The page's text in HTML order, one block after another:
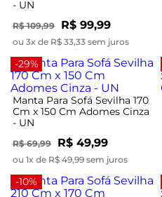
- UN
R$ 109,99 R$ 99,99
ou 3x de R$ 33,33 sem juros
-29%
Manta Para Sofá Sevilha 170
Cm x 150 Cm Adomes Cinza
- UN
R$ 69,99 R$ 49,99
ou 1x de R$ 49,99 sem juros
-10%